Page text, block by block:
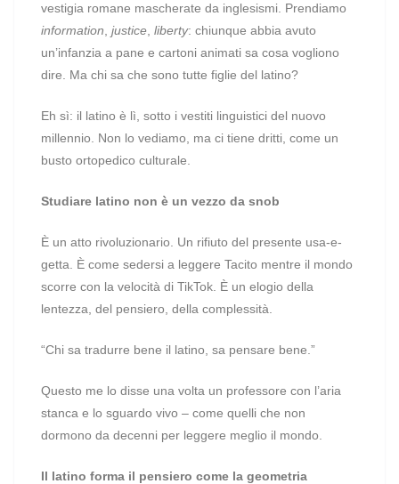
vestigia romane mascherate da inglesismi. Prendiamo
information justice liberty: chiunque abbia avuto
un’infanzia a pane e cartoni animati sa cosa vogliono
dire. Ma chi sa che sono tutte figlie del latino?
Eh sì: il latino è lì, sotto i vestiti linguistici del nuovo
millennio. Non lo vediamo, ma ci tiene dritti, come un
busto ortopedico culturale.
Studiare latino non è un vezzo da snob
È un atto rivoluzionario. Un rifiuto del presente usa-e-
getta. È come sedersi a leggere Tacito mentre il mondo
scorre con la velocità di TikTok. È un elogio della
lentezza, del pensiero, della complessità.
“Chi sa tradurre bene il latino, sa pensare bene.”
Questo me lo disse una volta un professore con l’aria
stanca e lo sguardo vivo – come quelli che non
dormono da decenni per leggere meglio il mondo.
Il latino forma il pensiero come la geometria